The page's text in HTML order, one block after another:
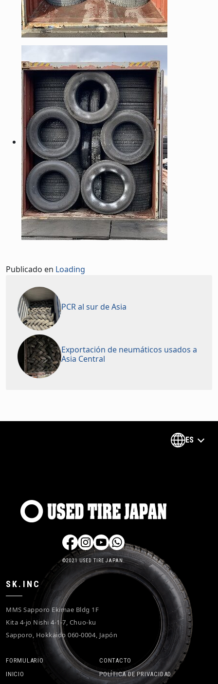
Publicado en Loading
PCR al sur de Asia
Exportación de neumáticos usados a
Asia Central
ES
SK.INC
MMS Sapporo Ekimae Bldg 1F
Kita 4-jo Nishi 4-1-7, Chuo-ku
Sapporo, Hokkaido 060-0004, Japón
©2021 USED TIRE JAPAN.
FORMULARIO
INICIO
CONTACTO
POLÍTICA DE PRIVACIDAD